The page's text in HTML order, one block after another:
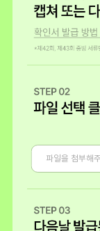
마침 주변
적당히 직무의 연
혹시나 관
저는 해외무역이
이 자격증을 취득
그리고 런칭기
확인서 발급 방